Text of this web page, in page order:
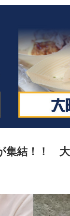
集結！！